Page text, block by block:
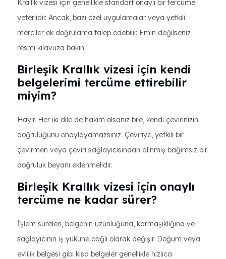
Krallık vizesi için genellikle standart onaylı bir tercüme
yeterlidir. Ancak, bazı özel uygulamalar veya yetkili
merciler ek doğrulama talep edebilir. Emin değilseniz
resmi kılavuza bakın.
Birleşik Krallık vizesi için kendi
belgelerimi tercüme ettirebilir
miyim?
Hayır. Her iki dile de hakim olsanız bile, kendi çevirinizin
doğruluğunu onaylayamazsınız. Çeviriye, yetkili bir
çevirmen veya çeviri sağlayıcısından alınmış bağımsız bir
doğruluk beyanı eklenmelidir.
Birleşik Krallık vizesi için onaylı
tercüme ne kadar sürer?
İşlem süreleri, belgenin uzunluğuna, karmaşıklığına ve
sağlayıcının iş yüküne bağlı olarak değişir. Doğum veya
evlilik belgesi gibi kısa belgeler genellikle hızlıca